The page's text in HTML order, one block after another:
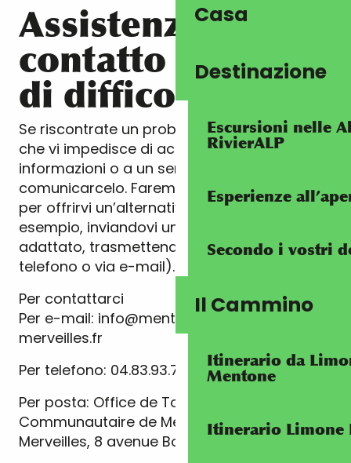
Casa
Destinazione
Escursioni nelle
RivierALP
Esperienze
Secondo i vostri
Il Cammino
Itinerario da
Mentone
Itinerario Limone
Assistenza e
contatto in caso
di difficoltà
Se riscontrate un problema di accessibilità
che vi impedisce di accedere alle
informazioni o a un servizio online, potete
comunicarcelo. Faremo del nostro meglio
per offrirvi un’alternativa accessibile (ad
esempio, inviandovi un documento
adattato, trasmettendovi informazioni per
telefono o via e-mail).
Per contattarci
Per e-mail: info@menton-riviera-
merveilles.fr
Per telefono: 04.83.93.70.20
Per posta: Office de Tourisme
Communautaire de Menton Riviera &
Merveilles, 8 avenue Boyer, 06500 Menton.